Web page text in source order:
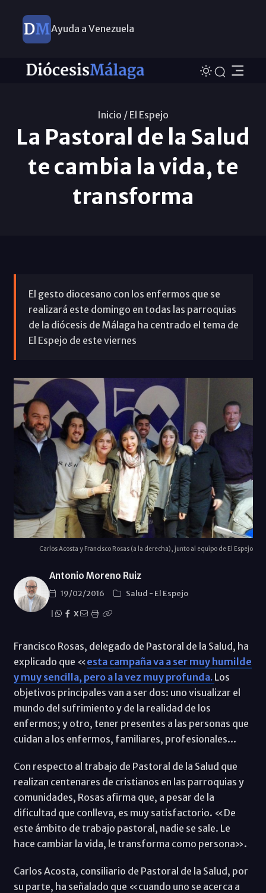
Ayuda a Venezuela
Inicio / El Espejo
La Pastoral de la Salud
te cambia la vida, te
transforma
El gesto diocesano con los enfermos que se
realizará este domingo en todas las parroquias
de la diócesis de Málaga ha centrado el tema de
El Espejo de este viernes
Carlos Acosta y Francisco Rosas (a la derecha), junto al equipo de El Espejo
Antonio Moreno Ruiz
19/02/2016 Salud - El Espejo
X
Francisco Rosas, delegado de Pastoral de la Salud, ha
explicado que «esta campaña va a ser muy humilde
y muy sencilla, pero a la vez muy profunda. Los
objetivos principales van a ser dos: uno visualizar el
mundo del sufrimiento y de la realidad de los
enfermos; y otro, tener presentes a las personas que
cuidan a los enfermos, familiares, profesionales...
Con respecto al trabajo de Pastoral de la Salud que
realizan centenares de cristianos en las parroquias y
comunidades, Rosas afirma que, a pesar de la
dificultad que conlleva, es muy satisfactorio. «De
este ámbito de trabajo pastoral, nadie se sale. Le
hace cambiar la vida, le transforma como persona».
Carlos Acosta, consiliario de Pastoral de la Salud, por
su parte, ha señalado que «cuando uno se acerca a